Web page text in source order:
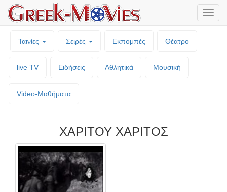
Ταινίες Σειρές Εκπομπές Θέατρο
live TV Ειδήσεις Αθλητικά Μουσική
Video-Mαθήματα
ΧΑΡΙΤΟΥ ΧΑΡΙΤΟΣ